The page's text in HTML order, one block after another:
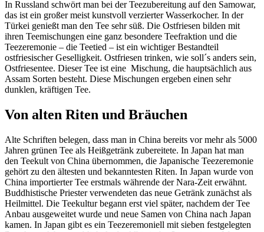
In Russland schwört man bei der Teezubereitung auf den Samowar,
das ist ein großer meist kunstvoll verzierter Wasserkocher. In der
Türkei genießt man den Tee sehr süß. Die Ostfriesen bilden mit
ihren Teemischungen eine ganz besondere Teefraktion und die
Teezeremonie – die Teetied – ist ein wichtiger Bestandteil
ostfriesischer Geselligkeit. Ostfriesen trinken, wie soll´s anders sein,
Ostfriesentee. Dieser Tee ist eine Mischung, die hauptsächlich aus
Assam Sorten besteht. Diese Mischungen ergeben einen sehr
dunklen, kräftigen Tee.
Von alten Riten und Bräuchen
Alte Schriften belegen, dass man in China bereits vor mehr als 5000
Jahren grünen Tee als Heißgetränk zubereitete. In Japan hat man
den Teekult von China übernommen, die Japanische Teezeremonie
gehört zu den ältesten und bekanntesten Riten. In Japan wurde von
China importierter Tee erstmals währende der Nara-Zeit erwähnt.
Buddhistische Priester verwendeten das neue Getränk zunächst als
Heilmittel. Die Teekultur begann erst viel später, nachdem der Tee
Anbau ausgeweitet wurde und neue Samen von China nach Japan
kamen. In Japan gibt es ein Teezeremoniell mit sieben festgelegten